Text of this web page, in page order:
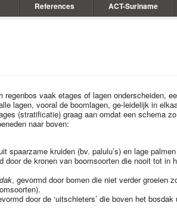
References ACT-Suriname
vaak etages of lagen onderscheiden,
lagen, vooral de boomlagen, ge-leidelijk in
(stratificatie) graag aan omdat een schema
naar boven:
spaarzame kruiden (bv. palulu’s) en lage
door de kronen van boomsoorten die nooit tot in
, gevormd door bomen die niet verder groeien
door de ‘uitschieters’ die boven het